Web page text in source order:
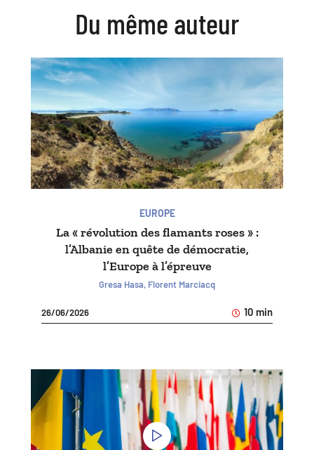
Du même auteur
EUROPE
La « révolution des flamants roses » :
l’Albanie en quête de démocratie,
l’Europe à l’épreuve
Gresa Hasa, Florent Marciacq
26/06/2026 10 min